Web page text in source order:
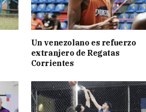
Un venezolano es refuerzo
extranjero de Regatas
Corrientes